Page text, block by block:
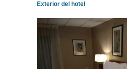
Exterior del hotel